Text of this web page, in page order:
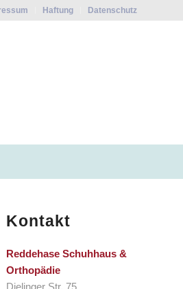
Haftung Datenschutz
Kontakt
Reddehase Schuhhaus &
Orthopädie
Dielinger Str. 75